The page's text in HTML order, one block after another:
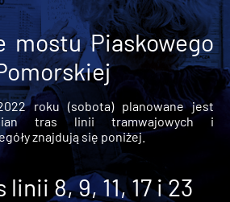
mostu Piaskowego
roku (sobota) planowane jest
tras linii tramwajowych i
znajdują się poniżej.
8, 9, 11, 17 i 23